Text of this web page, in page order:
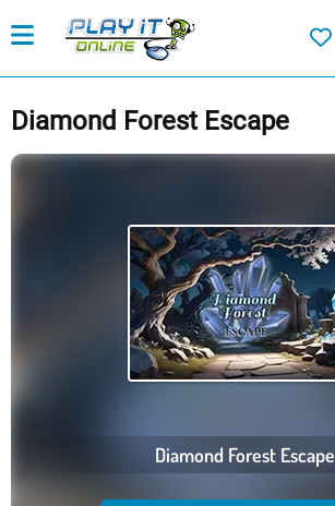
Diamond Forest Escape
Diamond Forest Escape